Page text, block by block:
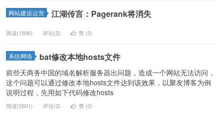
网站建设运营 江湖传言：Pagerank将消失
阅读(1936) 评论(2) 赞 (0)
系统网络 bat修改本地hosts文件
前些天商务中国的域名解析服务器出问题，造成一个网站无法访问，
这个问题可以通过修改本地hosts文件达到该效果，以聚友博客为例
说明过程，先用如下代码修改hosts
阅读(2601) 评论(2) 赞 (0)